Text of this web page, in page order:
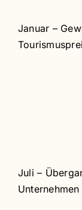
Januar –
Juli –